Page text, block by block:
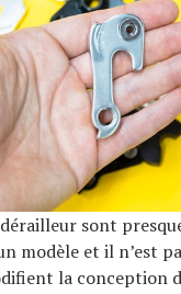
sont
modèle et il n’est
la conception